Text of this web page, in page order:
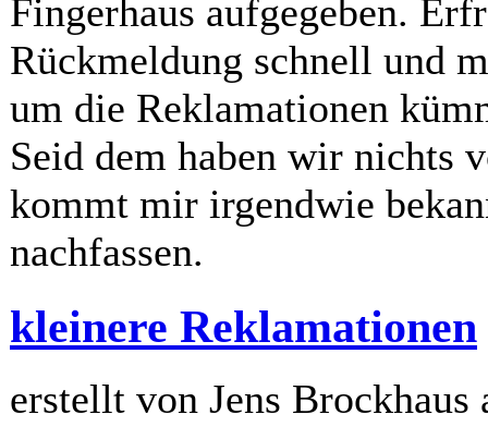
Fingerhaus aufgegeben.
Rückmeldung schnell und
um die Reklamationen
Seid dem haben wir nichts
kommt mir irgendwie
nachfassen.
kleinere Reklamationen
erstellt von Jens Brockhaus